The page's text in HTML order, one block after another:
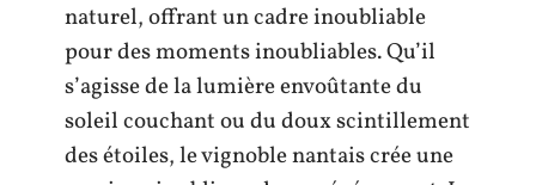
naturel, offrant un cadre inoubliable
pour des moments inoubliables. Qu’il
s’agisse de la lumière envoûtante du
soleil couchant ou du doux scintillement
des étoiles, le vignoble nantais crée une